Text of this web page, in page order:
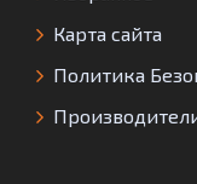
Карта сайта
Политика